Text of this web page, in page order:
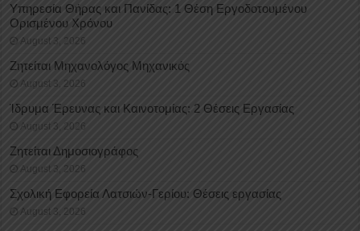
Υπηρεσία Θήρας και Πανίδας: 1 Θέση Eργοδοτουμένου
Oρισμένου Xρόνου
August 3, 2026
Ζητείται Μηχανολόγος Μηχανικός
August 3, 2026
Ίδρυμα Έρευνας και Καινοτομίας: 2 Θέσεις Εργασίας
August 3, 2026
Ζητείται Δημοσιογράφος
August 3, 2026
Σχολική Εφορεία Λατσιών-Γερίου: Θέσεις εργασίας
August 3, 2026